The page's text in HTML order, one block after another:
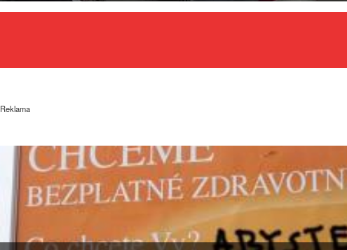
Reklama